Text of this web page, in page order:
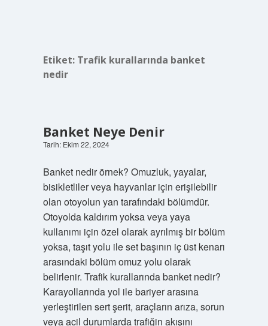
Etiket: Trafik kurallarında banket
nedir
Banket Neye Denir
Tarih: Ekim 22, 2024
Banket nedir örnek? Omuzluk, yayalar,
bisikletliler veya hayvanlar için erişilebilir
olan otoyolun yan tarafındaki bölümdür.
Otoyolda kaldırım yoksa veya yaya
kullanımı için özel olarak ayrılmış bir bölüm
yoksa, taşıt yolu ile set başının iç üst kenarı
arasındaki bölüm omuz yolu olarak
belirlenir. Trafik kurallarında banket nedir?
Karayollarında yol ile bariyer arasına
yerleştirilen sert şerit, araçların arıza, sorun
veya acil durumlarda trafiğin akışını